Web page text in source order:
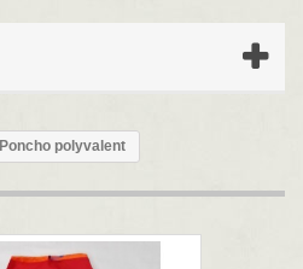
Poncho polyvalent